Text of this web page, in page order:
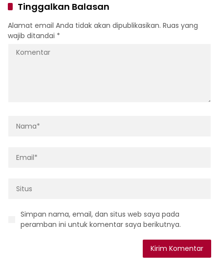
Tinggalkan Balasan
Alamat email Anda tidak akan dipublikasikan. Ruas yang
wajib ditandai *
Simpan nama, email, dan situs web saya pada
peramban ini untuk komentar saya berikutnya.